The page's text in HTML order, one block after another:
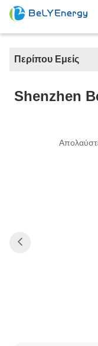
Περίπου Εμείς
Shenzhen